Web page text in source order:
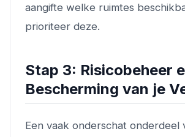
aangifte welke ruimtes
prioriteer deze.
Stap 3: Risicobeheer
Bescherming van je
Een vaak onderschat onderdeel